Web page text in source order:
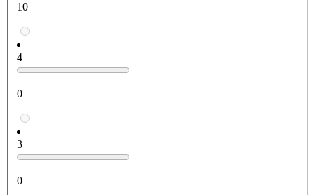
10
4
0
3
0